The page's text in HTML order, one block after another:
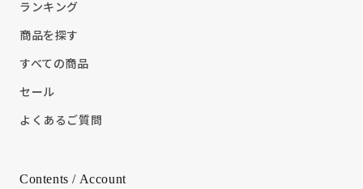
ランキング
商品を探す
すべての商品
セール
よくあるご質問
Contents / Account